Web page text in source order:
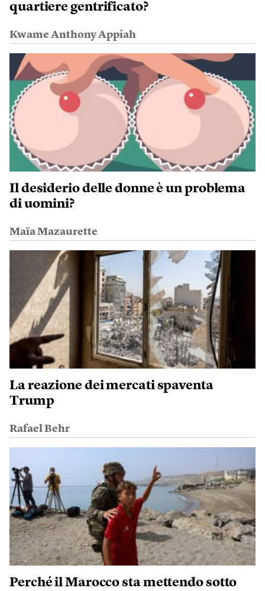
quartiere gentrificato?
Kwame Anthony Appiah
Il desiderio delle donne è un problema
di uomini?
Maïa Mazaurette
La reazione dei mercati spaventa
Trump
Rafael Behr
Perché il Marocco sta mettendo sotto